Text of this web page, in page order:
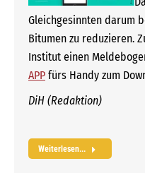
Gleichgesinnten darum
Bitumen zu reduzieren.
Institut einen
APP fürs Handy zum
DiH (Redaktion)
Weiterlesen...